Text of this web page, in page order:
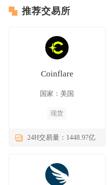
推荐交易所
Coinflare
国家：美国
现货
24H交易量：1448.97亿